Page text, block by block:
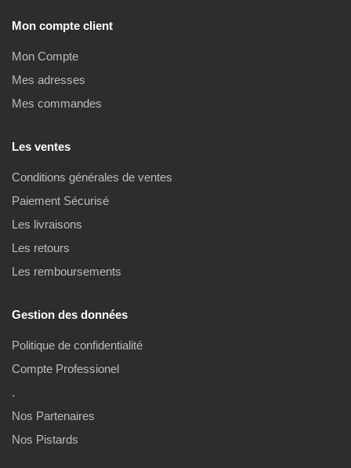
Mon compte client
Mon Compte
Mes adresses
Mes commandes
Les ventes
Conditions générales de ventes
Paiement Sécurisé
Les livraisons
Les retours
Les remboursements
Gestion des données
Politique de confidentialité
Compte Professionel
.
Nos Partenaires
Nos Pistards